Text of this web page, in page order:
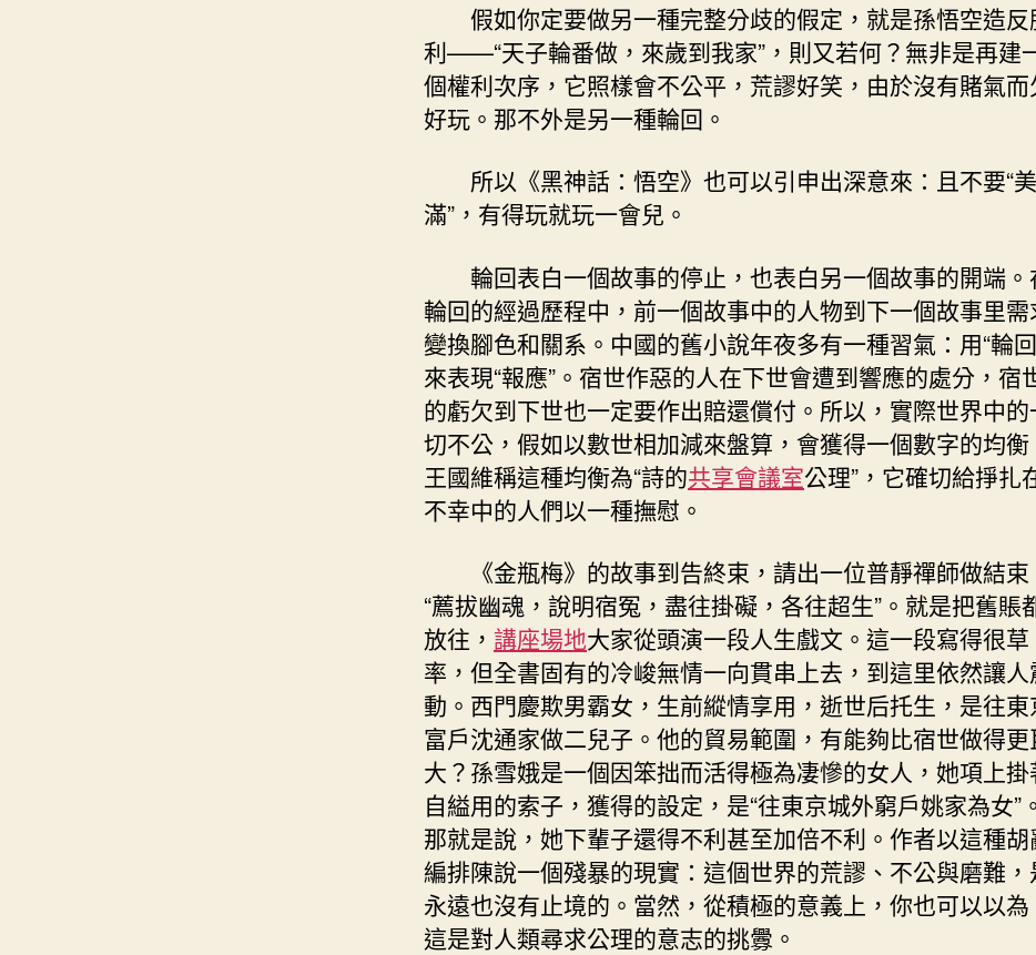
假如你定要做另一種完整分歧的假定，就是孫悟空造反
利——“天子輪番做，來歲到我家”，則又若何？無非是再建
個權利次序，它照樣會不公平，荒謬好笑，由於沒有賭氣而
好玩。那不外是另一種輪回。
所以《黑神話：悟空》也可以引申出深意來：且不要“美
滿”，有得玩就玩一會兒。
輪回表白一個故事的停止，也表白另一個故事的開端。
輪回的經過歷程中，前一個故事中的人物到下一個故事里需
變換腳色和關系。中國的舊小說年夜多有一種習氣：用“輪
來表現“報應”。宿世作惡的人在下世會遭到響應的處分，宿
的虧欠到下世也一定要作出賠還償付。所以，實際世界中的
切不公，假如以數世相加減來盤算，會獲得一個數字的均衡
王國維稱這種均衡為“詩的共享會議室公理”，它確切給掙扎
不幸中的人們以一種撫慰。
《金瓶梅》的故事到告終束，請出一位普靜禪師做結束
“薦拔幽魂，說明宿冤，盡往掛礙，各往超生”。就是把舊賬
放往， 講座場地大家從頭演一段人生戲文。這一段寫得很草
率，但全書固有的冷峻無情一向貫串上去，到這里依然讓人
動。西門慶欺男霸女，生前縱情享用，逝世后托生，是往東
富戶沈通家做二兒子。他的貿易範圍，有能夠比宿世做得更
大？孫雪娥是一個因笨拙而活得極為凄慘的女人，她項上掛
自縊用的索子，獲得的設定，是“往東京城外窮戶姚家為女”。
那就是說，她下輩子還得不利甚至加倍不利。作者以這種胡
編排陳說一個殘暴的現實：這個世界的荒謬、不公與磨難，
永遠也沒有止境的。當然，從積極的意義上，你也可以以為
這是對人類尋求公理的意志的挑釁。